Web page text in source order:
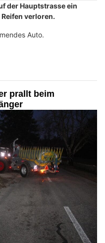
der Hauptstrasse ein
verloren.
Auto.
prallt beim